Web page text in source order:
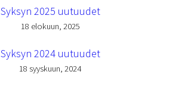
Syksyn 2025 uutuudet
18 elokuun, 2025
Syksyn 2024 uutuudet
18 syyskuun, 2024